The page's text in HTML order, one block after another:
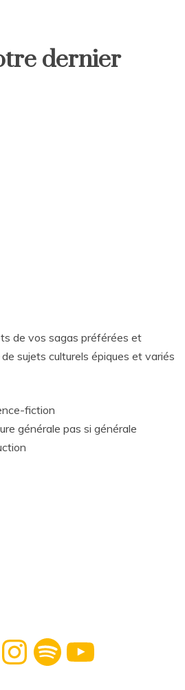
dernier
de vos sagas préférées et
sujets culturels épiques et variés
fiction
générale pas si générale
InstagramSpotify YouTube